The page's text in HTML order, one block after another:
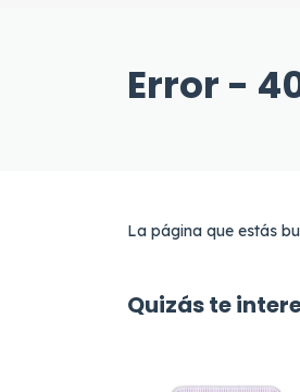
Error -
La página que estás
Quizás te